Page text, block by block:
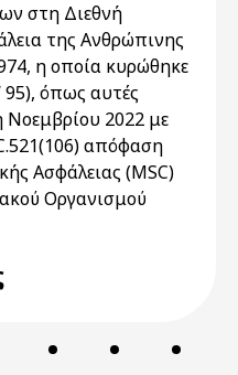
στη Διεθνή
της Ανθρώπινης
η οποία κυρώθηκε
95), όπως αυτές
Νοεμβρίου 2022 με
απόφαση
Ασφάλειας (MSC)
Οργανισμού